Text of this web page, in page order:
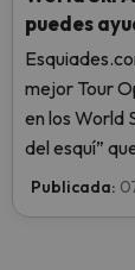
puedes
mejor Tour
en los World
del esquí”
industria del
Publicada: